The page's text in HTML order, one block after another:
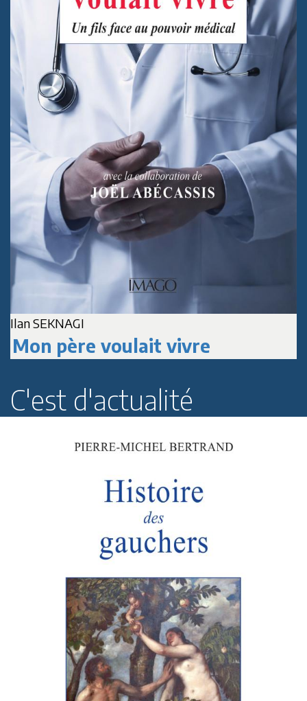
Ilan SEKNAGI
Mon père voulait vivre
C'est d'actualité